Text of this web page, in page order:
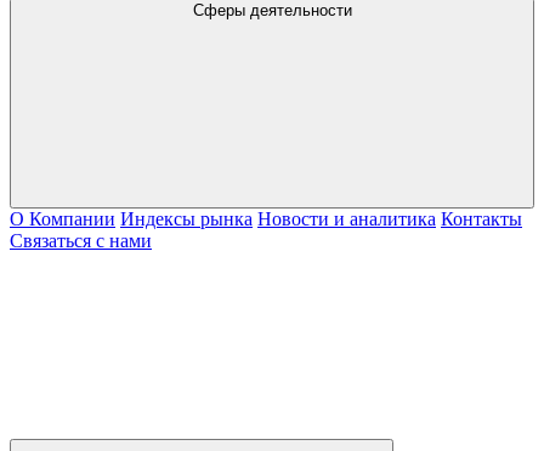
Сферы деятельности
О Компании Индексы рынка Новости и аналитика Контакты
Связаться с нами